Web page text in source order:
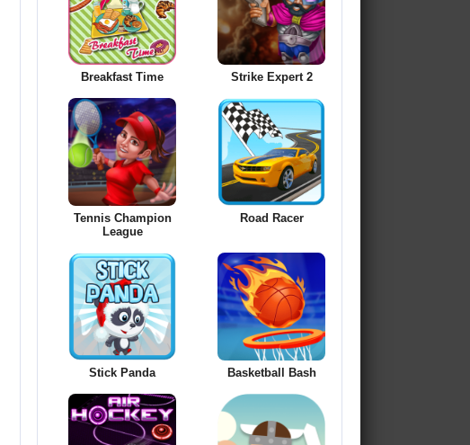
Breakfast Time Strike Expert 2
Tennis Champion
League
Road Racer
Stick Panda Basketball Bash